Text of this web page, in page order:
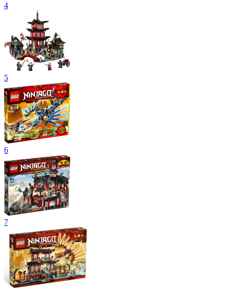
4
5
6
7